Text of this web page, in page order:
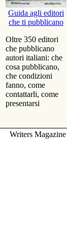
Guida agli editori
che ti pubblicano
Oltre 350 editori
che pubblicano
autori italiani: che
cosa pubblicano,
che condizioni
fanno, come
contattarli, come
presentarsi
Writers